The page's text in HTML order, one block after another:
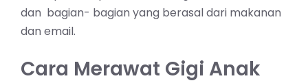
dan bagian- bagian yang berasal dari makanan
dan email.
Cara Merawat Gigi Anak